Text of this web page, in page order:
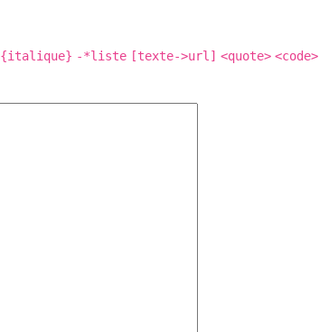
{italique} -*liste [texte->url] <quote> <code>